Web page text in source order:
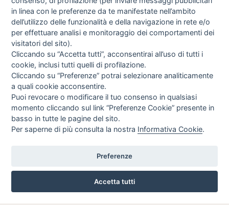
GUIDA AGLI ACQUISTI
PROCEDURA DI ACQUISTO
PAGAMENTI
DIRITTO DI RECESSO
NEWSLETTER
Letta l’informativa privacy acconsento espressamente al trattamento
dei miei dati personali per finalità di marketing (newsletter, novità,
promozioni, ecc.).
Consulta la nostra Privacy Policy
Tendeamilano.it | T&T Tessuti e Tendaggi Srl | P.I. 10130380966
in linea con le preferenze da te manifestate nell’ambito
dell’utilizzo delle funzionalità e della navigazione in rete e/o
per effettuare analisi e monitoraggio dei comportamenti dei
visitatori del sito).
Cliccando su “Accetta tutti”, acconsentirai all’uso di tutti i
cookie, inclusi tutti quelli di profilazione.
Cliccando su “Preferenze” potrai selezionare analiticamente
a quali cookie acconsentire.
Puoi revocare o modificare il tuo consenso in qualsiasi
momento cliccando sul link “Preferenze Cookie” presente in
basso in tutte le pagine del sito.
Per saperne di più consulta la nostra Informativa Cookie.
Preferenze
Accetta tutti